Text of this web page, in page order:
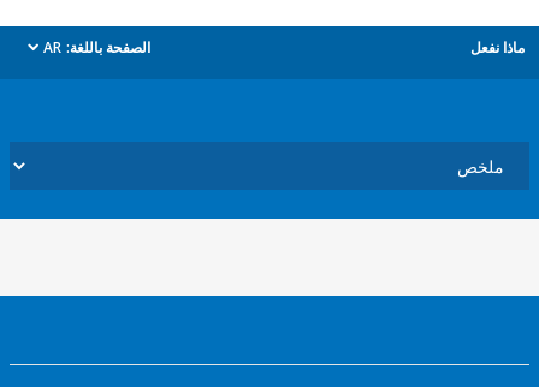
الصفحة باللغة: AR
dropdown